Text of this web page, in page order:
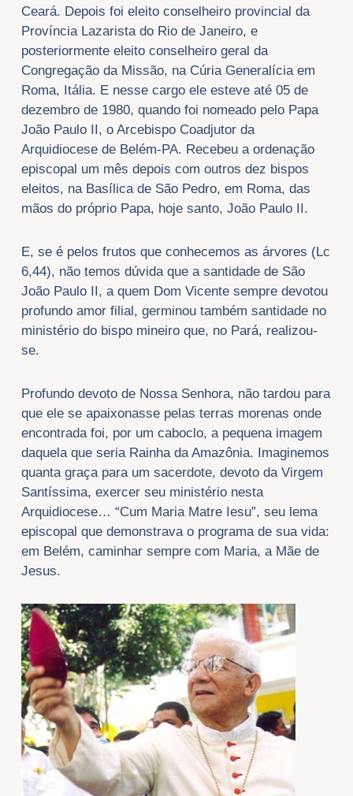
Ceará. Depois foi eleito conselheiro provincial da
Província Lazarista do Rio de Janeiro, e
posteriormente eleito conselheiro geral da
Congregação da Missão, na Cúria Generalícia em
Roma, Itália. E nesse cargo ele esteve até 05 de
dezembro de 1980, quando foi nomeado pelo Papa
João Paulo II, o Arcebispo Coadjutor da
Arquidiocese de Belém-PA. Recebeu a ordenação
episcopal um mês depois com outros dez bispos
eleitos, na Basílica de São Pedro, em Roma, das
mãos do próprio Papa, hoje santo, João Paulo II.
E, se é pelos frutos que conhecemos as árvores (Lc
6,44), não temos dúvida que a santidade de São
João Paulo II, a quem Dom Vicente sempre devotou
profundo amor filial, germinou também santidade no
ministério do bispo mineiro que, no Pará, realizou-
se.
Profundo devoto de Nossa Senhora, não tardou para
que ele se apaixonasse pelas terras morenas onde
encontrada foi, por um caboclo, a pequena imagem
daquela que seria Rainha da Amazônia. Imaginemos
quanta graça para um sacerdote, devoto da Virgem
Santíssima, exercer seu ministério nesta
Arquidiocese… “Cum Maria Matre Iesu”, seu lema
episcopal que demonstrava o programa de sua vida:
em Belém, caminhar sempre com Maria, a Mãe de
Jesus.